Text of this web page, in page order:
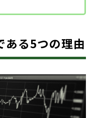
ある5つの理由